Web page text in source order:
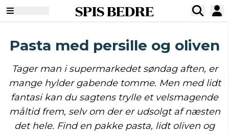
SPIS BEDRE
Pasta med persille og oliven
Tager man i supermarkedet søndag aften, er
mange hylder gabende tomme. Men med lidt
fantasi kan du sagtens trylle et velsmagende
måltid frem, selv om der er udsolgt af næsten
det hele. Find en pakke pasta, lidt oliven og